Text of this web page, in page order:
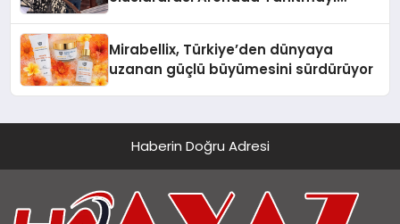
Mirabellix, Türkiye’den dünyaya
uzanan güçlü büyümesini sürdürüyor
Haberin Doğru Adresi